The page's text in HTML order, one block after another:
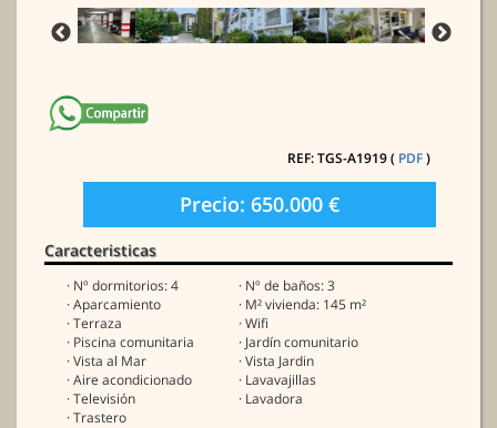
REF: TGS-A1919 ( PDF)
Precio: 650.000 €
Caracteristicas
· Nº dormitorios: 4
· Nº de baños: 3
· Aparcamiento
· M² vivienda: 145 m²
· Terraza
· Wifi
· Piscina comunitaria
· Jardín comunitario
· Vista al Mar
· Vista Jardin
· Aire acondicionado
· Lavavajillas
· Televisión
· Lavadora
· Trastero